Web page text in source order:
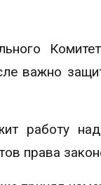
важно
работу
права